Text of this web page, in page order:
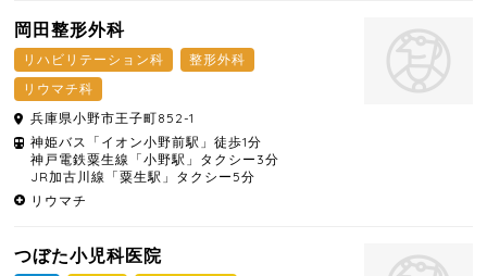
岡田整形外科
リハビリテーション科
整形外科
リウマチ科
兵庫県小野市王子町852-1
神姫バス「イオン小野前駅」徒歩1分
神戸電鉄粟生線「小野駅」タクシー3分
JR加古川線「粟生駅」タクシー5分
リウマチ
つぼた小児科医院